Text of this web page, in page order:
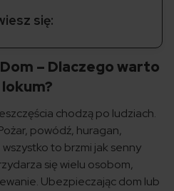
się:
– Dlaczego warto
chodzą po ludziach.
powódź, huragan,
to brzmi jak senny
się wielu osobom,
Ubezpieczając dom lub